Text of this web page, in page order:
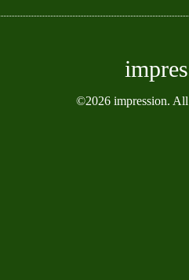
©2026 impression. All